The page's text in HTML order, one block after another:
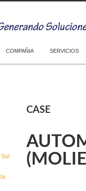
COMPAÑIA SERVICIOS
CASE